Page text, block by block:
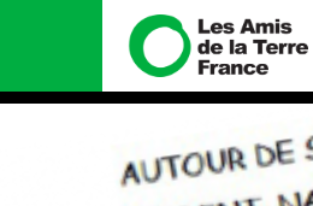
Nous connaître